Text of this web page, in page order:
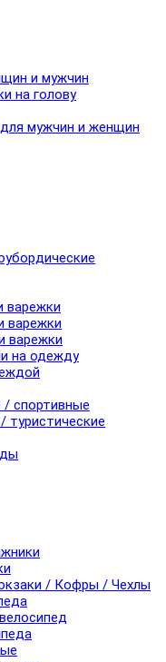
и мужчин
на голову
мужчин и женщин
варежки
варежки
варежки
на одежду
/ спортивные
туристические
/ Кофры / Чехлы